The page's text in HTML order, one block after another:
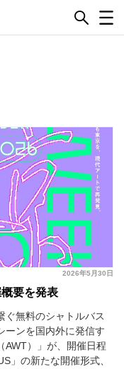
2026年5月30日
要を発表
ぐ無料のシャトルバス
ーンを国内外に発信す
AWT）」が、開催日程
」の新たな開催形式、